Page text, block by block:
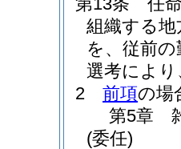
組織する
を、従前
選考によ
2
前項の場
第5章
(委任)